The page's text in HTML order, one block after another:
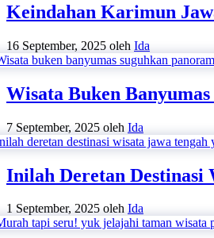
Keindahan Karimun
16 September, 2025 oleh Ida
Wisata Buken
7 September, 2025 oleh Ida
Inilah Deretan Destinasi
1 September, 2025 oleh Ida